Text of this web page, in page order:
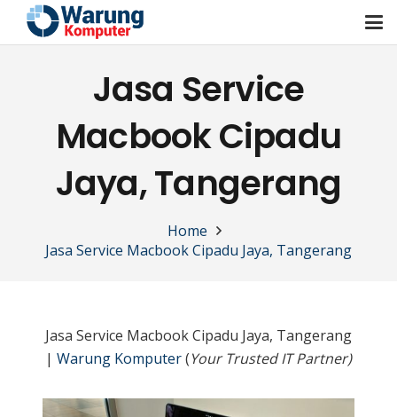
Jasa Service
Macbook Cipadu
Jaya, Tangerang
Home
Jasa Service Macbook Cipadu Jaya, Tangerang
Jasa Service Macbook Cipadu Jaya, Tangerang
| Warung Komputer(Your Trusted IT Partner)